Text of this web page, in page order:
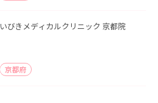
いびきメディカルクリニック 京都院
京都府